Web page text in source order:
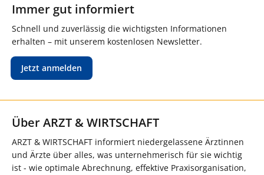
Immer gut informiert
Schnell und zuverlässig die wichtigsten Informationen
erhalten – mit unserem kostenlosen Newsletter.
Jetzt anmelden
Über ARZT & WIRTSCHAFT
ARZT & WIRTSCHAFT informiert niedergelassene Ärztinnen
und Ärzte über alles, was unternehmerisch für sie wichtig
ist - wie optimale Abrechnung, effektive Praxisorganisation,